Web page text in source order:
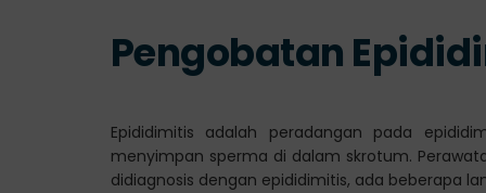
Pengobatan
Epididimitis adalah peradangan pada
menyimpan sperma di dalam skrotum.
didiagnosis dengan epididimitis, ada beberapa